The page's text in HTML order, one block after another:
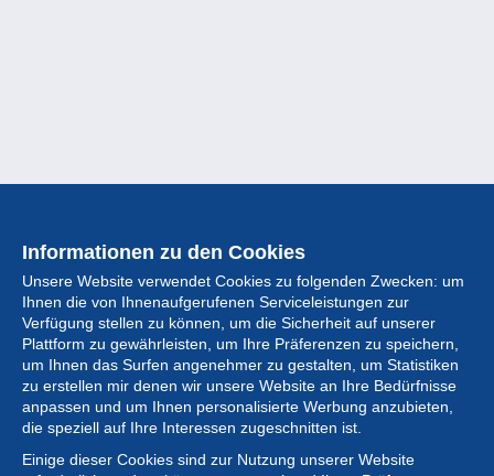
Informationen zu den Cookies
Unsere Website verwendet Cookies zu folgenden Zwecken: um
Ihnen die von Ihnenaufgerufenen Serviceleistungen zur
Verfügung stellen zu können, um die Sicherheit auf unserer
Plattform zu gewährleisten, um Ihre Präferenzen zu speichern,
um Ihnen das Surfen angenehmer zu gestalten, um Statistiken
zu erstellen mir denen wir unsere Website an Ihre Bedürfnisse
anpassen und um Ihnen personalisierte Werbung anzubieten,
die speziell auf Ihre Interessen zugeschnitten ist.
Einige dieser Cookies sind zur Nutzung unserer Website
Sammlung
Neuigkeiten